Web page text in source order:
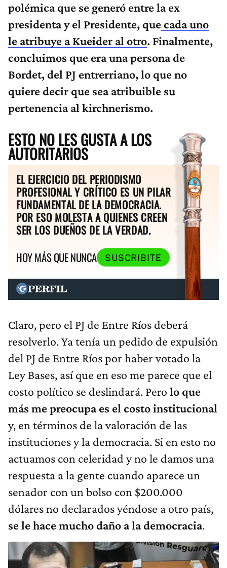
polémica que se generó entre la ex
presidenta y el Presidente, quecada uno
le atribuye a Kueider al otro. Finalmente,
concluimos que era una persona de
Bordet, del PJ entrerriano, lo que no
quiere decir que sea atribuible su
pertenencia al kirchnerismo.
ESTO NO LES GUSTA A LOS
AUTORITARIOS
EL EJERCICIO DEL PERIODISMO
PROFESIONAL Y CRÍTICO ES UN PILAR
FUNDAMENTAL DE LA DEMOCRACIA.
POR ESO MOLESTA A QUIENES CREEN
SER LOS DUEÑOS DE LA VERDAD.
HOY MÁS QUE NUNCA
SUSCRIBITE
Claro, pero el PJ de Entre Ríos deberá
resolverlo. Ya tenía un pedido de expulsión
del PJ de Entre Ríos por haber votado la
Ley Bases, así que en eso me parece que el
costo político se deslindará. Pero lo que
más me preocupa es el costo institucional
y, en términos de la valoración de las
instituciones y la democracia. Si en esto no
actuamos con celeridad y no le damos una
respuesta a la gente cuando aparece un
senador con un bolso con $200.000
dólares no declarados yéndose a otro país,
se le hace mucho daño a la democracia.